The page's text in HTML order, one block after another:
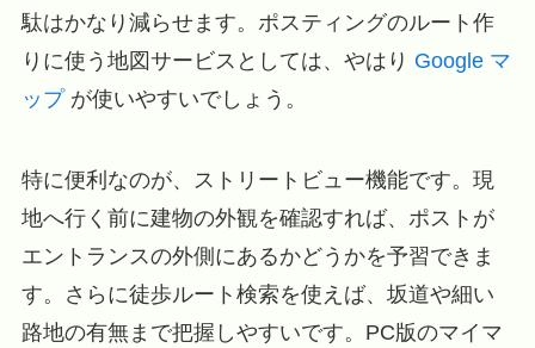
駄はかなり減らせます。ポスティングのルート作
りに使う地図サービスとしては、やはり Google マ
ップが使いやすいでしょう。
特に便利なのが、ストリートビュー機能です。現
地へ行く前に建物の外観を確認すれば、ポストが
エントランスの外側にあるかどうかを予習できま
す。さらに徒歩ルート検索を使えば、坂道や細い
路地の有無まで把握しやすいです。PC版のマイマ